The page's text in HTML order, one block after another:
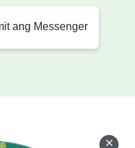
ang Messenger